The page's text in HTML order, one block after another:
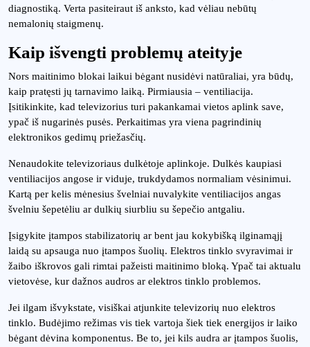
diagnostiką. Verta pasiteiraut iš anksto, kad vėliau nebūtų
nemalonių staigmenų.
Kaip išvengti problemų ateityje
Nors maitinimo blokai laikui bėgant nusidėvi natūraliai, yra būdų,
kaip pratęsti jų tarnavimo laiką. Pirmiausia – ventiliacija.
Įsitikinkite, kad televizorius turi pakankamai vietos aplink save,
ypač iš nugarinės pusės. Perkaitimas yra viena pagrindinių
elektronikos gedimų priežasčių.
Nenaudokite televizoriaus dulkėtoje aplinkoje. Dulkės kaupiasi
ventiliacijos angose ir viduje, trukdydamos normaliam vėsinimui.
Kartą per kelis mėnesius švelniai nuvalykite ventiliacijos angas
švelniu šepetėliu ar dulkių siurbliu su šepečio antgaliu.
Įsigykite įtampos stabilizatorių ar bent jau kokybišką ilginamąjį
laidą su apsauga nuo įtampos šuolių. Elektros tinklo svyravimai ir
žaibo iškrovos gali rimtai pažeisti maitinimo bloką. Ypač tai aktualu
vietovėse, kur dažnos audros ar elektros tinklo problemos.
Jei ilgam išvykstate, visiškai atjunkite televizorių nuo elektros
tinklo. Budėjimo režimas vis tiek vartoja šiek tiek energijos ir laiko
bėgant dėvina komponentus. Be to, jei kils audra ar įtampos šuolis,